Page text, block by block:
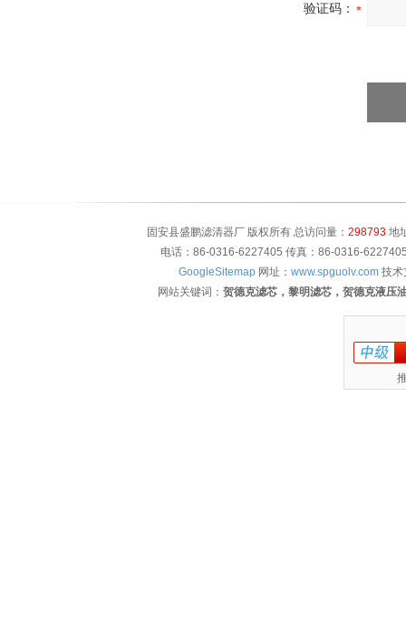
验证码：
固安县盛鹏滤清器厂 版权所有 总访问量： 298793地
电话：86-0316-6227405 传真：86-0316-
GoogleSitemap 网址： www.spguolv.com 技术
网站关键词： 贺德克滤芯，黎明滤芯，贺德克液压